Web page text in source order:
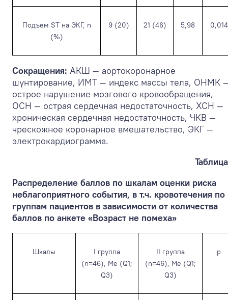
Подъем ST на ЭКГ, n
(%)
9 (20) 21 (46) 5,98 0,014
Сокращения: АКШ — аортокоронарное
шунтирование, ИМТ — индекс массы тела, ОНМК
острое нарушение мозгового кровообращения,
ОСН — острая сердечная недостаточность, ХСН —
хроническая сердечная недостаточность, ЧКВ —
чрескожное коронарное вмешательство, ЭКГ —
электрокардиограмма.
Распределение баллов по шкалам оценки риска
неблагоприятного события, в т.ч. кровотечения по
группам пациентов в зависимости от количества
баллов по анкете «Возраст не помеха»
Шкалы
I группа
(n=46), Ме (Q1;
Q3)
II группа
(n=46), Ме (Q1;
Q3)
p